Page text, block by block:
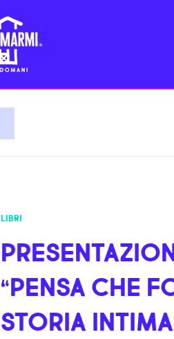
LIBRI
“PENSA CHE
STORIA